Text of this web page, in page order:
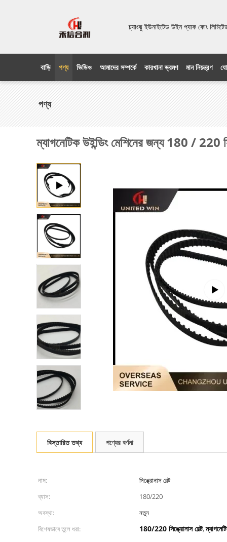
চ্যাংঝু ইউনাইটেড উইন প্যাক কোং
বাড়ি পণ্য ভিডিও আমাদের সম্পর্কে কারখানা ভ্রমণ মান নিয়ন্ত্রণ
পণ্য
ম্যাগনেটিক উইন্ডিং মেশিনের জন্য 180 / 220
বিস্তারিত তথ্য পণ্যের বর্ণনা
নাম:
সিঙ্ক্রোনাস বেল্ট
ব্যাস:
180/220
অবস্থা:
নতুন
বিশেষভাবে তুলে ধরা:
180/220 সিঙ্ক্রোনাস বেল্ট,